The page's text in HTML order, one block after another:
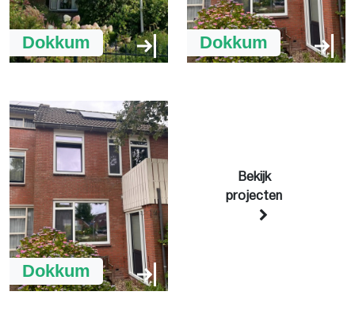
Dokkum Dokkum
Dokkum
Bekijk
projecten